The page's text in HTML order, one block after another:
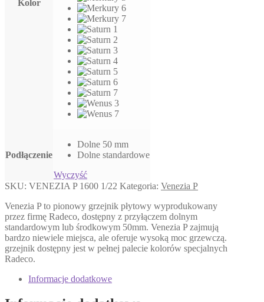
Kolor
Podłączenie
Dolne 50 mm
Dolne standardowe
Wyczyść
SKU: VENEZIA P 1600 1/22 Kategoria: Venezia P
Venezia P to pionowy grzejnik płytowy wyprodukowany
przez firmę Radeco, dostępny z przyłączem dolnym
standardowym lub środkowym 50mm. Venezia P zajmują
bardzo niewiele miejsca, ale oferuje wysoką moc grzewczą.
grzejnik dostępny jest w pełnej palecie kolorów specjalnych
Radeco.
Informacje dodatkowe